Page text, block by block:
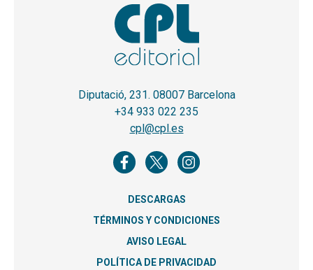
Diputació, 231. 08007 Barcelona
+34 933 022 235
cpl@cpl.es
DESCARGAS
TÉRMINOS Y CONDICIONES
AVISO LEGAL
POLÍTICA DE PRIVACIDAD